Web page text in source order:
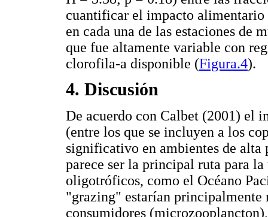
cuantificar el impacto alimentario
en cada una de las estaciones de
que fue altamente variable con
clorofila-a disponible (Figura.4).
4. Discusión
De acuerdo con Calbet (2001) el
(entre los que se incluyen a los
significativo en ambientes de
parece ser la principal ruta para
oligotróficos, como el Océano
"grazing" estarían principalmente
consumidores